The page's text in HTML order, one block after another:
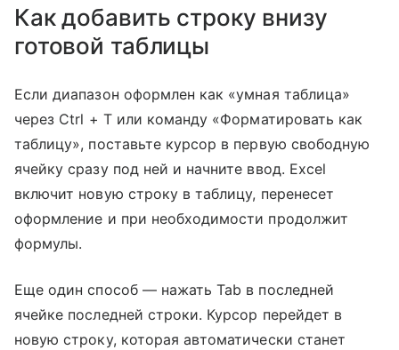
Как добавить строку внизу
готовой таблицы
Если диапазон оформлен как «умная таблица»
через Ctrl + T или команду «Форматировать как
таблицу», поставьте курсор в первую свободную
ячейку сразу под ней и начните ввод. Excel
включит новую строку в таблицу, перенесет
оформление и при необходимости продолжит
формулы.
Еще один способ — нажать Tab в последней
ячейке последней строки. Курсор перейдет в
новую строку, которая автоматически станет